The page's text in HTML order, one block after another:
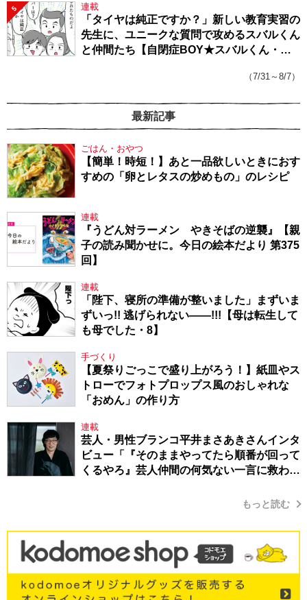
5 連載
「タイヤは純正ですか？」新しい教育実習の
先生に、ユニークな質問で攻めるスバルくん
と仲間たち【自閉症BOY★スバルくん・
（7/31～8/7）
最新記事
ごはん・おやつ
【簡単！時短！】あと一品欲しいときにおす
すめの「卵とレタスの炒めもの」のレシピ
連載
『うどん対ラーメン やきそばの逆襲』【親
子の読み聞かせに。今日の絵本だより 第375
回】
連載
「陛下、寝所の準備が整いました」まずいま
ずいっ!! 逃げられない――!!!【母は転生して
も母でした・8】
手づくり
【夏祭りごっこで盛り上がろう！】紙皿やス
トローでフォトプロップス風のおしゃれな
「おめん」の作り方
連載
芸人・男性ブランコ平井まさあきさんインタ
ビュー「『そのままやってたら順番が回って
くるやろ』芸人仲間の何気ない一言に救われ
もっと読む